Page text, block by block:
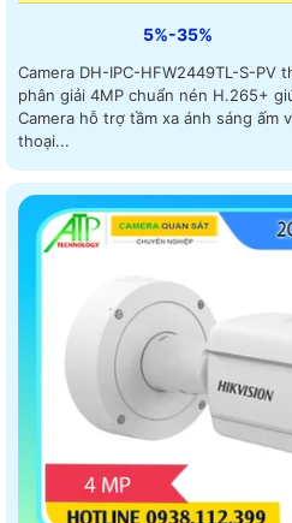
5%-35%
Camera DH-IPC-HFW2449TL-S-PV
phân giải 4MP chuẩn nén H.265+
Camera hỗ trợ tầm xa ánh sáng ấm
thoại...